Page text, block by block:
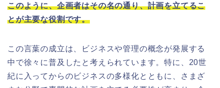
このように、企画者はその名の通り、計画を立てるこ
とが主要な役割です。
この言葉の成立は、ビジネスや管理の概念が発展する
中で徐々に普及したと考えられています。特に、20世
紀に入ってからのビジネスの多様化とともに、さまざ